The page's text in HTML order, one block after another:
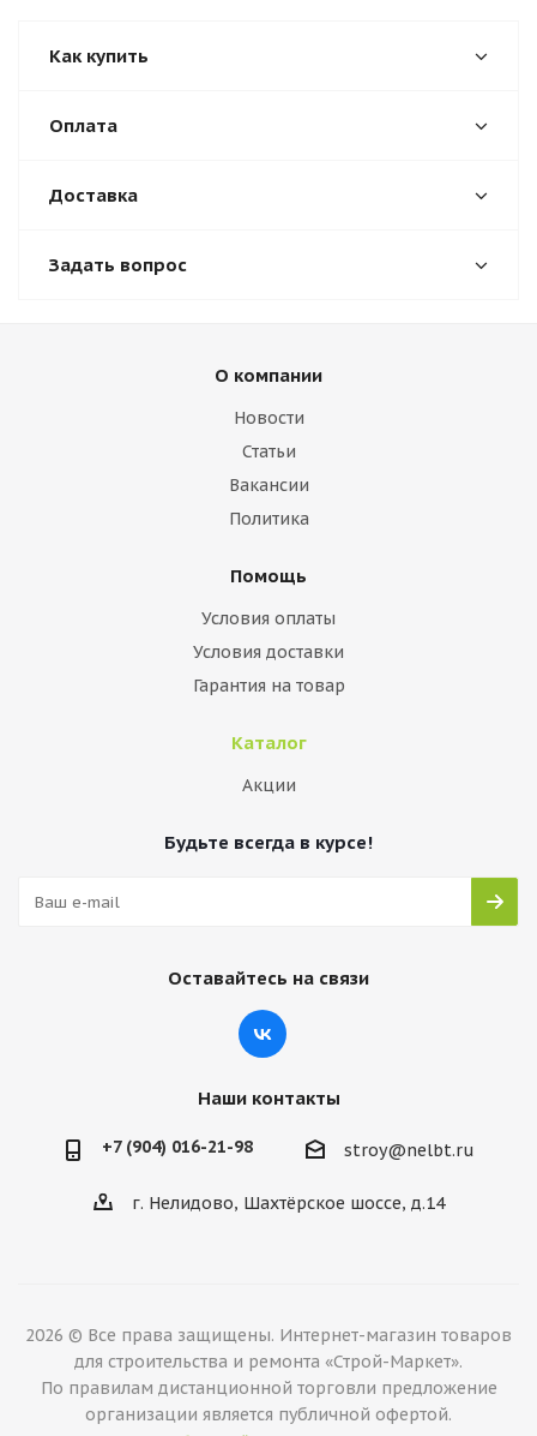
Как купить
Оплата
Доставка
Задать вопрос
О компании
Новости
Статьи
Вакансии
Политика
Помощь
Условия оплаты
Условия доставки
Гарантия на товар
Каталог
Акции
Будьте всегда в курсе!
Оставайтесь на связи
Наши контакты
+7 (904) 016-21-98 stroy@nelbt.ru
г. Нелидово, Шахтёрское шоссе, д.14
2026 © Все права защищены. Интернет-магазин товаров
для строительства и ремонта «Строй-Маркет».
По правилам дистанционной торговли предложение
организации является публичной офертой.